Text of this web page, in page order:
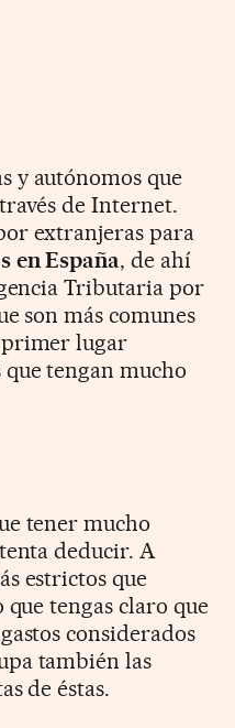
y autónomos que
de Internet.
extranjeras para
en España, de ahí
Tributaria por
son más comunes
primer lugar
que tengan mucho
tener mucho
deducir. A
estrictos que
que tengas claro que
considerados
también las
de éstas.